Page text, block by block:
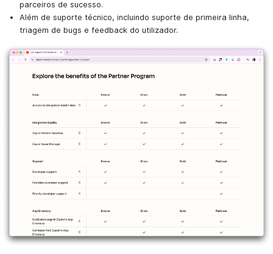
parceiros de sucesso.
Além de suporte técnico, incluindo suporte de primeira linha,
triagem de bugs e feedback do utilizador.